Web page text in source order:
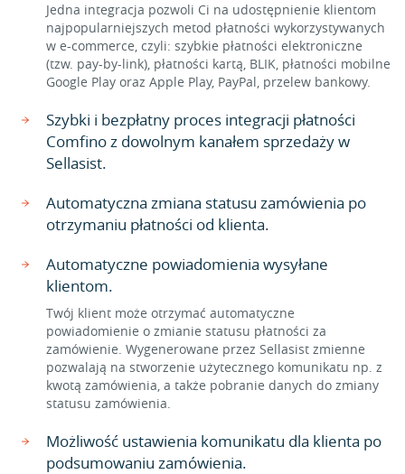
Jedna integracja pozwoli Ci na udostępnienie klientom
najpopularniejszych metod płatności wykorzystywanych
w e-commerce, czyli: szybkie płatności elektroniczne
(tzw. pay-by-link), płatności kartą, BLIK, płatności mobilne
Google Play oraz Apple Play, PayPal, przelew bankowy.
Szybki i bezpłatny proces integracji płatności
Comfino z dowolnym kanałem sprzedaży w
Sellasist.
Automatyczna zmiana statusu zamówienia po
otrzymaniu płatności od klienta.
Automatyczne powiadomienia wysyłane
klientom.
Twój klient może otrzymać automatyczne
powiadomienie o zmianie statusu płatności za
zamówienie. Wygenerowane przez Sellasist zmienne
pozwalają na stworzenie użytecznego komunikatu np. z
kwotą zamówienia, a także pobranie danych do zmiany
statusu zamówienia.
Możliwość ustawienia komunikatu dla klienta po
podsumowaniu zamówienia.